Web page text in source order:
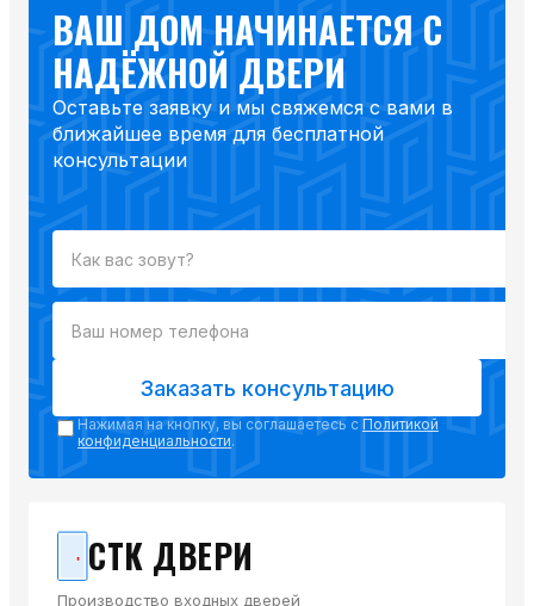
ВАШ ДОМ НАЧИНАЕТСЯ С
НАДЁЖНОЙ ДВЕРИ
Оставьте заявку и мы свяжемся с вами в
ближайшее время для бесплатной
консультации
Заказать консультацию
Нажимая на кнопку, вы соглашаетесь с Политикой
конфиденциальности.
СТК ДВЕРИ
Производство входных дверей